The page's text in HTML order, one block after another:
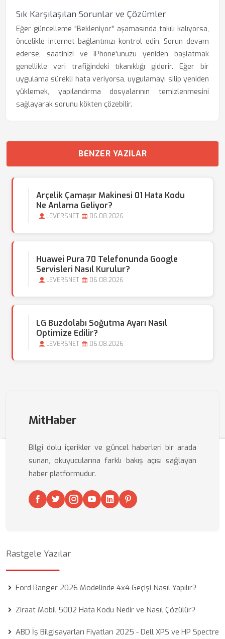
Sık Karşılaşılan Sorunlar ve Çözümler
Eğer güncelleme "Bekleniyor" aşamasında takılı kalıyorsa,
öncelikle internet bağlantınızı kontrol edin. Sorun devam
ederse, saatinizi ve iPhone'unuzu yeniden başlatmak
genellikle veri trafiğindeki tıkanıklığı giderir. Eğer bir
uygulama sürekli hata veriyorsa, uygulamayı silip yeniden
yüklemek, yapılandırma dosyalarının temizlenmesini
sağlayarak sorunu kökten çözebilir.
BENZER YAZILAR
Arçelik Çamaşır Makinesi 01 Hata Kodu
Ne Anlama Geliyor?
LEVERSNET 06.08.2026
Huawei Pura 70 Telefonunda Google
Servisleri Nasıl Kurulur?
LEVERSNET 06.08.2026
LG Buzdolabı Soğutma Ayarı Nasıl
Optimize Edilir?
LEVERSNET 06.08.2026
MitHaber
Bilgi dolu içerikler ve güncel haberleri bir arada
sunan, okuyucularına farklı bakış açısı sağlayan
haber platformudur.
Rastgele Yazılar
Ford Ranger 2026 Modelinde 4x4 Geçişi Nasıl Yapılır?
Ziraat Mobil 5002 Hata Kodu Nedir ve Nasıl Çözülür?
ABD İş Bilgisayarları Fiyatları 2025 - Dell XPS ve HP Spectre